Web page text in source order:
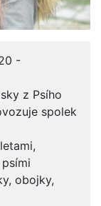
-
z Psího
spolek
obojky,